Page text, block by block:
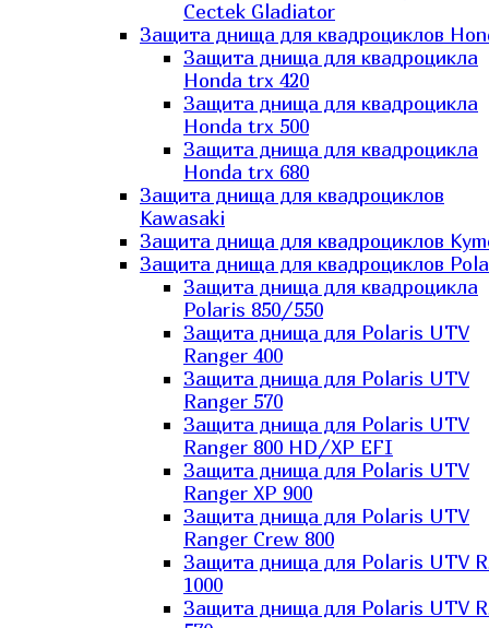
Cectek Gladiator
Защита днища для квадроциклов
Защита днища для квадроцикла
Honda trx 420
Защита днища для квадроцикла
Honda trx 500
Защита днища для квадроцикла
Honda trx 680
Защита днища для квадроциклов
Kawasaki
Защита днища для квадроциклов
Защита днища для квадроциклов
Защита днища для квадроцикла
Polaris 850/550
Защита днища для Polaris UTV
Ranger 400
Защита днища для Polaris UTV
Ranger 570
Защита днища для Polaris UTV
Ranger 800 HD/XP EFI
Защита днища для Polaris UTV
Ranger XP 900
Защита днища для Polaris UTV
Ranger Сrew 800
Защита днища для Polaris UTV
1000
Защита днища для Polaris UTV